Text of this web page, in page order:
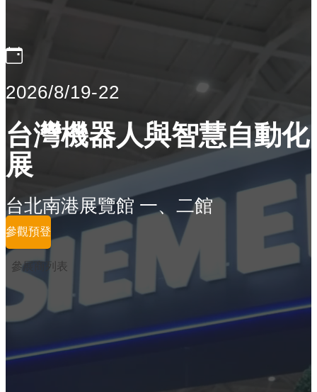
2026/8/19-22
台灣機器人與智慧自動化
展
台北南港展覽館 一、二館
參觀預登
參展商列表